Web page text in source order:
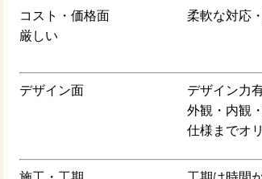
コスト・価格面 柔軟な対応・要
厳しい
金額を柔軟
デザイン面 デザイン力
外観・内観・設
仕様までオリジ